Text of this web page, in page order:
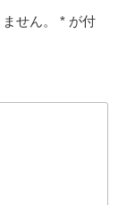
せん。 * が付